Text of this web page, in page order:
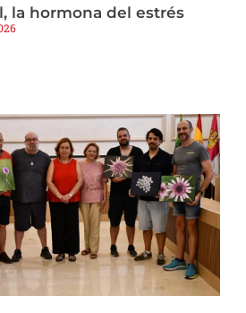
la hormona del estrés